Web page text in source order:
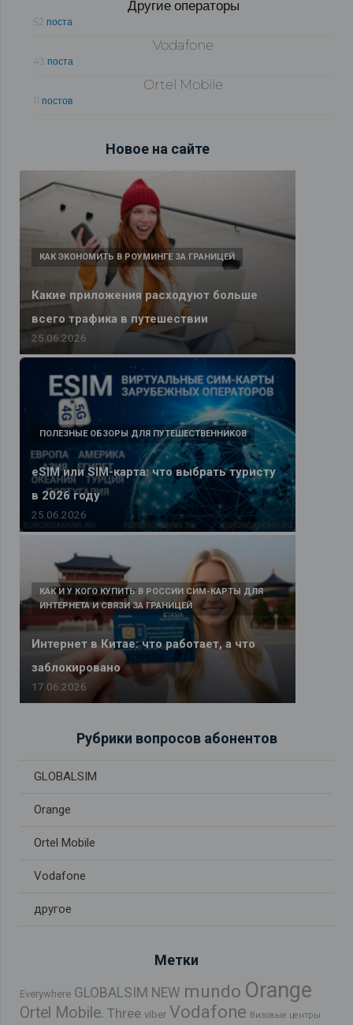
Другие операторы
52 поста
Vodafone
43 поста
Ortel Mobile
11 постов
Новое на сайте
Какие приложения расходуют больше
всего трафика в путешествии
КАК ЭКОНОМИТЬ В РОУМИНГЕ ЗА ГРАНИЦЕЙ
25.06.2026
eSIM или SIM-карта: что выбрать туристу
в 2026 году
ПОЛЕЗНЫЕ ОБЗОРЫ ДЛЯ ПУТЕШЕСТВЕННИКОВ
25.06.2026
Интернет в Китае: что работает, а что
заблокировано
КАК И У КОГО КУПИТЬ В РОССИИ СИМ-КАРТЫ ДЛЯ
ИНТЕРНЕТА И СВЯЗИ ЗА ГРАНИЦЕЙ
17.06.2026
Рубрики вопросов абонентов
GLOBALSIM
Orange
Ortel Mobile
Vodafone
другое
Метки
Everywhere GLOBALSIM NEW mundo Orange
Ortel Mobile. Three viber Vodafone Визовые центры